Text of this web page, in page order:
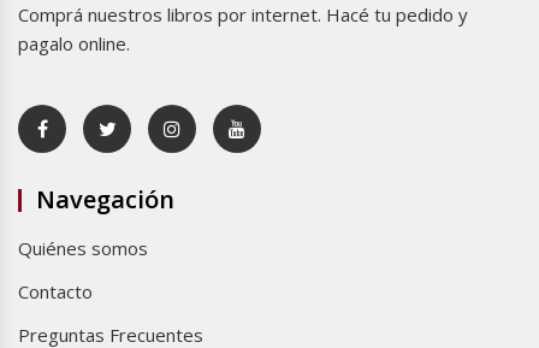
Comprá nuestros libros por internet. Hacé tu pedido y
pagalo online.
Navegación
Quiénes somos
Contacto
Preguntas Frecuentes